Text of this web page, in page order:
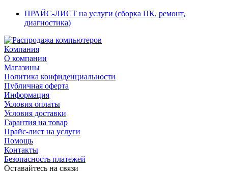
ПРАЙС-ЛИСТ на услуги (сборка ПК, ремонт,
диагностика)
Компания
О компании
Магазины
Политика конфиденциальности
Публичная оферта
Информация
Условия оплаты
Условия доставки
Гарантия на товар
Прайс-лист на услуги
Помощь
Контакты
Безопасность платежей
Оставайтесь на связи